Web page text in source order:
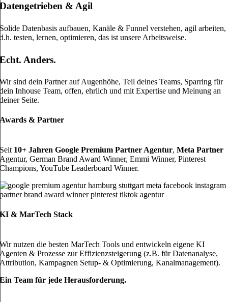
Datengetrieben & Agil
Solide Datenbasis aufbauen, Kanäle & Funnel verstehen, agil arbeiten,
d.h. testen, lernen, optimieren, das ist unsere Arbeitsweise.
Echt. Anders.
Wir sind dein Partner auf Augenhöhe, Teil deines Teams, Sparring für
dein Inhouse Team, offen, ehrlich und mit Expertise und Meinung an
deiner Seite.
Awards & Partner
Seit 10+ Jahren Google Premium PartnerAgentur, Meta Partner
Agentur,German Brand Award Winner, Emmi Winner, Pinterest
Champions, YouTube Leaderboard Winner.
KI & MarTech Stack
Wir nutzen diebesten MarTech Tools und entwickelneigene KI
Agenten & Prozesse zur Effizienzsteigerung (z.B. für Datenanalyse,
Attribution, Kampagnen Setup- & Optimierung, Kanalmanagement).
Ein Team für jede Herausforderung.